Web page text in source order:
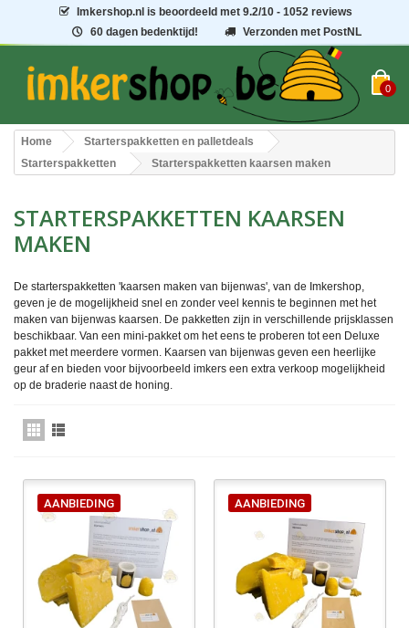
Imkershop.nl is beoordeeld met9.2/10 - 1052 reviews
60 dagen bedenktijd!
Verzonden met PostNL
0
Home
Starterspakketten en palletdeals
Starterspakketten
Starterspakketten kaarsen maken
STARTERSPAKKETTEN KAARSEN
MAKEN
De starterspakketten 'kaarsen maken van bijenwas', van de Imkershop,
geven je de mogelijkheid snel en zonder veel kennis te beginnen met het
maken van bijenwas kaarsen. De pakketten zijn in verschillende prijsklassen
beschikbaar. Van een mini-pakket om het eens te proberen tot een Deluxe
pakket met meerdere vormen. Kaarsen van bijenwas geven een heerlijke
geur af en bieden voor bijvoorbeeld imkers een extra verkoop mogelijkheid
op de braderie naast de honing.
AANBIEDING AANBIEDING